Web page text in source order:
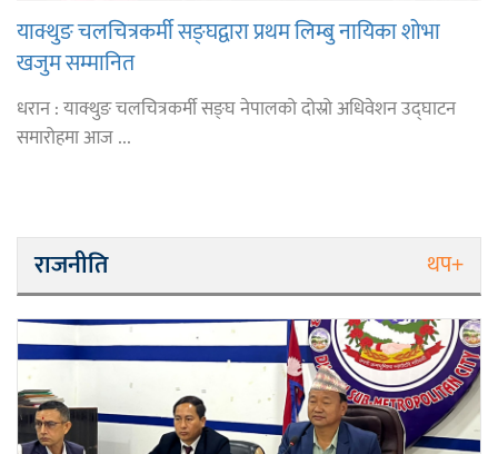
याक्थुङ चलचित्रकर्मी सङ्घद्वारा प्रथम लिम्बु नायिका शोभा
खजुम सम्मानित
धरान : याक्थुङ चलचित्रकर्मी सङ्घ नेपालको दोस्रो अधिवेशन उद्घाटन
समारोहमा आज ...
राजनीति थप+